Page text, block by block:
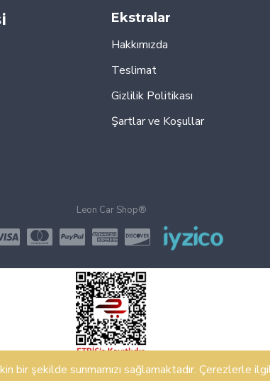
Ekstralar
Hakkımızda
Teslimat
Gizlilik Politikası
Şartlar ve Koşullar
Leon Car Shop®
Hosting & Support By Shopgez.com
bir şekilde sunmamızı sağlamaktadır. Çerezlerle